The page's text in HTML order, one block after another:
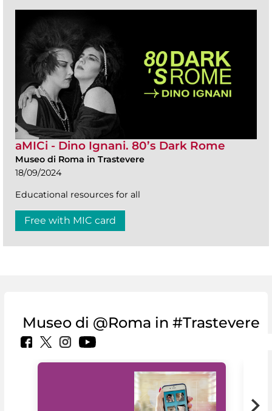
aMICi - Dino Ignani. 80’s Dark Rome
Museo di Roma in Trastevere
18/09/2024
Educational resources for all
Free with MIC card
Museo di @Roma in #Trastevere